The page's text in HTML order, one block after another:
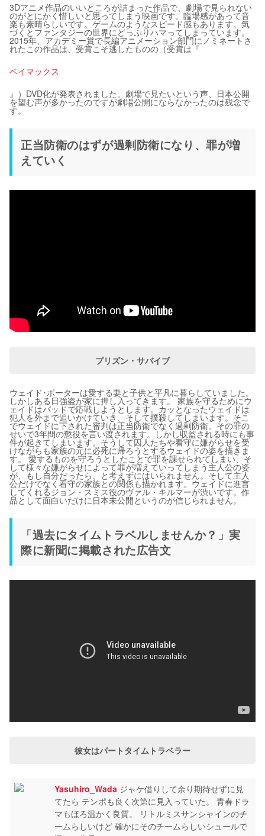
3Dアニメ作品のいいところが詰まった作品で、劇場で見られない
のがとにかく惜しいと思ってしまう映画です。臨場感があって音
楽も素晴らしいです。ゲームのようなスピード感もあります。気
づくとファンタジーの世界にどっぷりハマってしまっています。
2015年、アカデミー賞で長編アニメーション部門にノミネートさ
れたこの作品は、受賞こそ逃したものの（受賞は『
ベイマックス
』）DVD化が発表されました。劇場で見たいという声、日本公開
を望む声が多かったのですが劇場公開にならなかったのは残念で
す。
正当防衛のはずが過剰防衛になり、罪が増
えていく
プリズン・サバイブ
ウェイド･ポーターは愛する妻と子供と平凡に暮らしていました。
しかしある日強盗が家に押し入ってきます。 家族を守るためにウ
ェイドはバッドで応戦しようとします。カッとなったウェイドは
犯人を外まで追いかけていき、そして撲殺してしまいます。そこ
でウェイドに下された審判は正当防衛でなく過剰防衛。その罪の
せいで3年間の懲役を言い渡されます。しかし収監される時にも事
件が起きてしまいます。そうして囚人たちや看守に嫌がらせを受
けながらも家族の元に必死に帰ろうとするウェイドの姿を描きま
す。 愛するものを守ろうとしたことで罪を課せられてしまい、そ
して様々な嫌がらせによって罪が増えていってしまう主人公の姿
が、もし自分だったら、と考えずにはいられません。そして主人
公だけでなく看守の家族との関係も描かれます。ウェイドに進言
してくれるジョン・スミス役のヴァル・キルマーが渋いです。作
品として面白いだけに日本未公開というのが信じられません。
「過去にタイムトラベルしませんか？」実
際に新聞に掲載された広告文
彼女はパートタイムトラベラー
Yasuhiro_Wada ジャケ借りして余り期待せずに見
てたら テンポも良く次第に見入っていた。 青春ドラ
マもほろ温かく良質。 リトルミスサンシャインのチ
ームらしいけど 確かにそのチームらしいシュールで